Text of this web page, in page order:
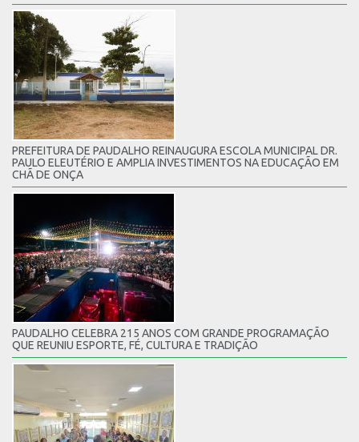
PREFEITURA DE PAUDALHO REINAUGURA ESCOLA MUNICIPAL DR.
PAULO ELEUTÉRIO E AMPLIA INVESTIMENTOS NA EDUCAÇÃO EM
CHÃ DE ONÇA
PAUDALHO CELEBRA 215 ANOS COM GRANDE PROGRAMAÇÃO
QUE REUNIU ESPORTE, FÉ, CULTURA E TRADIÇÃO